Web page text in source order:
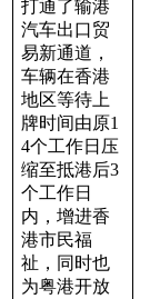
打通了输港
汽车出口贸
易新通道，
车辆在香港
地区等待上
牌时间由原1
4个工作日压
缩至抵港后3
个工作日
内，增进香
港市民福
祉，同时也
为粤港开放